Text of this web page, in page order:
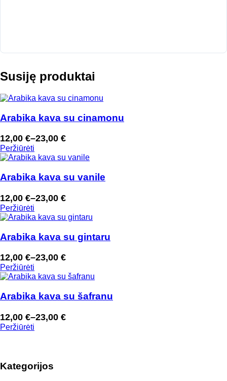
Susiję produktai
Arabika kava su cinamonu
12,00 €–23,00 €
Price
range:
through
Peržiūrėti
Arabika kava su vanile
12,00 €–23,00 €
Price
range:
through
Peržiūrėti
Arabika kava su gintaru
12,00 €–23,00 €
Price
range:
through
Peržiūrėti
Arabika kava su šafranu
12,00 €–23,00 €
Price
range:
23,00 €
Peržiūrėti
Kategorijos